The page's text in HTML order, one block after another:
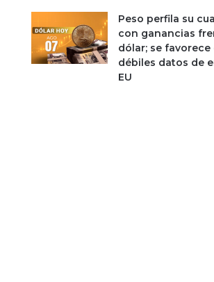
Peso perfila su
con ganancias
dólar; se favorece
débiles datos de
EU